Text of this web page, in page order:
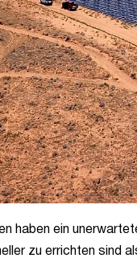
haben ein
zu errichten sind